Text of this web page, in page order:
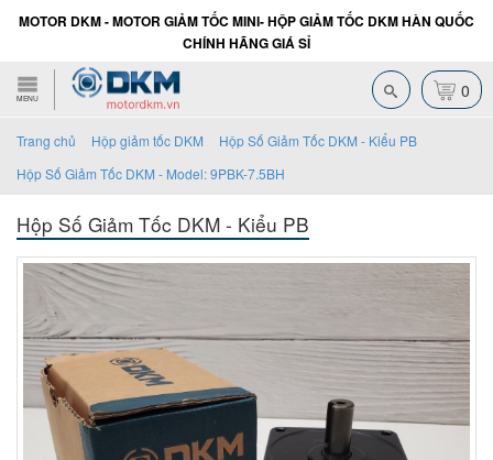
MOTOR DKM - MOTOR GIẢM TỐC MINI- HỘP GIẢM TỐC DKM HÀN QUỐC
CHÍNH HÃNG GIÁ SỈ
MENU 0
Trang chủ Hộp giảm tốc DKM
Hộp Số Giảm Tốc DKM - Kiểu PB
Hộp Số Giảm Tốc DKM - Model: 9PBK-7.5BH
Hộp Số Giảm Tốc DKM - Kiểu PB